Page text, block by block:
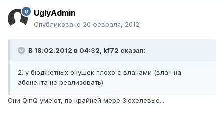
UglyAdmin
Опубликовано 20 февраля, 2012
В 18.02.2012 в 04:32, kf72 сказал:
2. у бюджетных онушек плохо с вланами (влан на
абонента не реализовать)
Они QinQ умеют, по крайней мере Зюхелевые...